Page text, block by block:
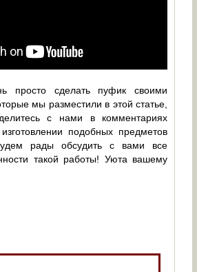
просто сделать пуфик своими
мы разместили в этой статье,
с нами в комментариях
подобных предметов
рады обсудить с вами все
такой работы! Уюта вашему